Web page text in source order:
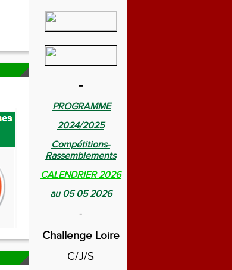
-
PROGRAMME
2024/2025
Compétitions-
Rassemblements
CALENDRIER 2026
au 05 05 2026
-
Challenge Loire
C/J/S